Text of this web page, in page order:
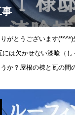
事
がとうございます
には欠かせない漆喰（
か？屋根の棟と瓦の間